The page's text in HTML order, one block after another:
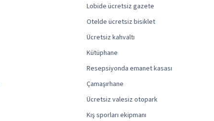
Lobide ücretsiz gazete
Otelde ücretsiz bisiklet
Ücretsiz kahvaltı
Kütüphane
Resepsiyonda emanet kasası
Çamaşırhane
Ücretsiz valesiz otopark
Kış sporları ekipmanı